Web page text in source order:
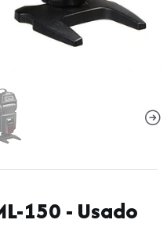
150 - Usado